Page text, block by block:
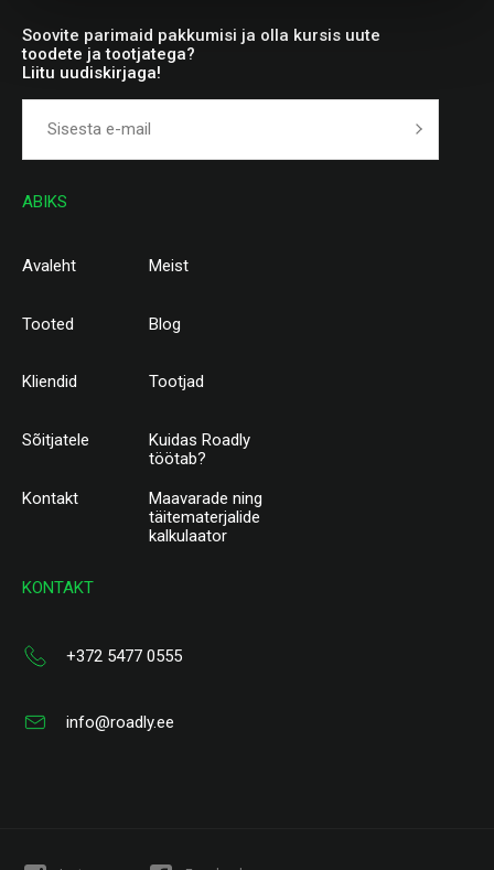
Soovite parimaid pakkumisi ja olla kursis uute
toodete ja tootjatega?
Liitu uudiskirjaga!
ABIKS
Avaleht Meist
Tooted Blog
Kliendid Tootjad
Sõitjatele
Kuidas Roadly
töötab?
Kontakt
Maavarade ning
täitematerjalide
kalkulaator
KONTAKT
+372 5477 0555
info@roadly.ee